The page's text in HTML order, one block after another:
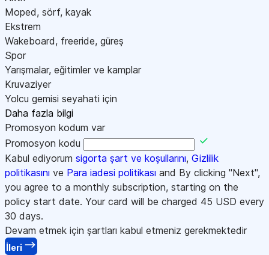
Moped, sörf, kayak
Ekstrem
Wakeboard, freeride, güreş
Spor
Yarışmalar, eğitimler ve kamplar
Kruvaziyer
Yolcu gemisi seyahati için
Daha fazla bilgi
Promosyon kodum var
Promosyon kodu
Kabul ediyorum sigorta şart ve koşullarını, Gizlilik
politikasını ve Para iadesi politikası and By clicking "Next",
you agree to a monthly subscription, starting on the
policy start date. Your card will be charged 45 USD every
30 days.
Devam etmek için şartları kabul etmeniz gerekmektedir
İleri